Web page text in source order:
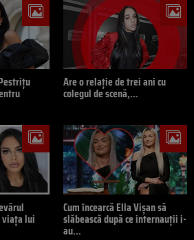
Are o relație de trei ani cu
colegul de scenă,…
lui
Cum încearcă Ella Vișan să
slăbească după ce internauții i-
au…